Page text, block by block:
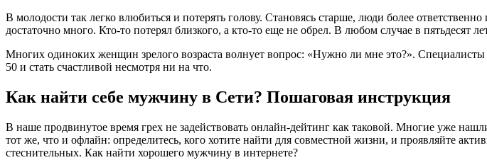
В молодости так легко влюбиться и потерять голову. Становясь старше, люди более
достаточно много. Кто-то потерял близкого, а кто-то еще не обрел. В любом случае в
Многих одиноких женщин зрелого возраста волнует вопрос: «Нужно ли мне это?».
50 и стать счастливой несмотря ни на что.
Как найти себе мужчину в Сети? Пошаговая инструкция
В наше продвинутое время грех не задействовать онлайн-дейтинг как таковой. Многие уже
тот же, что и офлайн: определитесь, кого хотите найти для совместной жизни, и проявляйте
стеснительных. Как найти хорошего мужчину в интернете?